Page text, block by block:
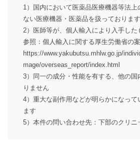
1）国内において医薬品医療機器等法
ない医療機器・医薬品を扱っております
2）医師等が、個人輸入により入手した
参照：個人輸入に関する厚生労働省の
https://www.yakubutsu.mhlw.go.jp/
mage/overseas_report/index.html
3）同一の成分・性能を有する、他の国
りません
4）重大な副作用などが明らかになって
ます
5）本件の問い合わせ先：下部のクリニ